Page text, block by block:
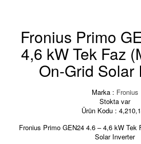
Fronius Primo
4,6 kW Tek Faz
On-Grid Solar
Marka : Fronius
Stokta var
Ürün Kodu :
Fronius Primo GEN24 4.6 – 4,6 kW Tek
Solar Inverter